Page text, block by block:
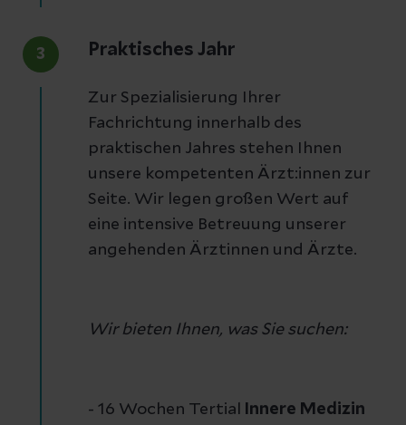
3 Praktisches Jahr
Zur Spezialisierung Ihrer
Fachrichtung innerhalb des
praktischen Jahres stehen Ihnen
unsere kompetenten Ärzt:innen zur
Seite. Wir legen großen Wert auf
eine intensive Betreuung unserer
angehenden Ärztinnen und Ärzte.
Wir bieten Ihnen, was Sie suchen:
- 16 Wochen Tertial
Innere Medizin